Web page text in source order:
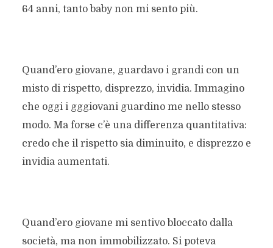
64 anni, tanto baby non mi sento più.
Quand’ero giovane, guardavo i grandi con un
misto di rispetto, disprezzo, invidia. Immagino
che oggi i gggiovani guardino me nello stesso
modo. Ma forse c’è una differenza quantitativa:
credo che il rispetto sia diminuito, e disprezzo e
invidia aumentati.
Quand’ero giovane mi sentivo bloccato dalla
società, ma non immobilizzato. Si poteva